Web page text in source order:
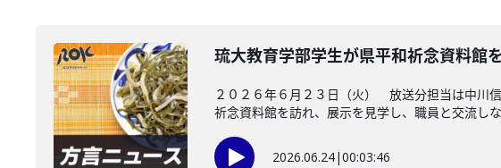
琉大教育学部学生が県平和祈念資料館
２０２６年６月２３日（火） 放送分担当は中川
祈念資料館を訪れ、展示を見学し、職員と交流し
2026.06.24|00:03:46